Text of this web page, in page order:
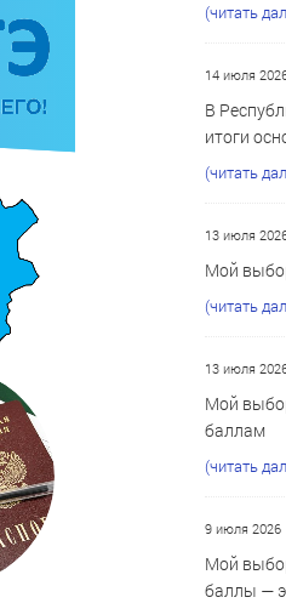
(читать
14 июля
В
итоги
(читать
13 июля
Мой
(читать
13 июля
Мой
баллам
(читать
9 июля 2026
Мой
баллы —